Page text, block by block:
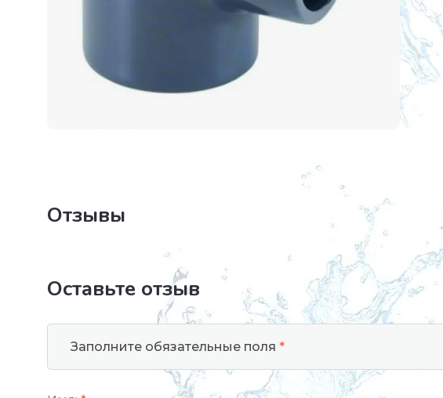
Отзывы
Оставьте отзыв
Заполните обязательные поля *